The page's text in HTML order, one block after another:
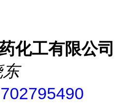
化工有限公司